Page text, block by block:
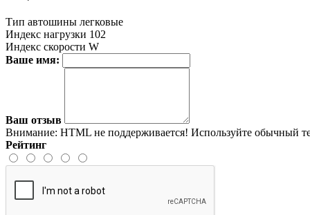
Тип автошины легковые
Индекс нагрузки 102
Индекс скорости W
Ваше имя:
Ваш отзыв
Внимание: HTML не поддерживается! Используйте обычный
Рейтинг